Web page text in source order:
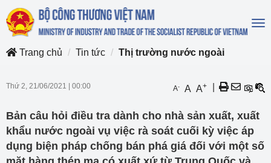
Trang chủ
Tin tức Thị trường nước ngoài
Thứ 2, 21/06/2021 00:00 A- A A+
Bản câu hỏi điều tra dành cho nhà sản xuất, xuất
khẩu nước ngoài vụ việc rà soát cuối kỳ việc áp
dụng biện pháp chống bán phá giá đối với một số